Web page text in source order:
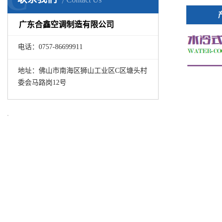
广东合鑫空调制造有限公司
电话：0757-86699911
地址：佛山市南海区狮山工业区C区塘头村
委会马路岗12号